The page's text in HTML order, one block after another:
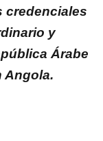
credenciales
y
Árabe
Angola.